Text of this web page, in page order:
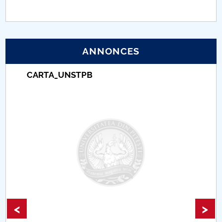
PNRR
Comisie de etica unversitară
Accesibilitate pentru studenții cu dizabilități
ANNONCES
CARTA_UNSTPB
< >